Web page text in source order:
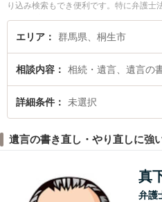
り込み検索もでき便利です。特に弁護士
護士のプロフィール情報や弁護士費用、
市で土日や夜間に発生した遺言変更の
などでお困りの相談者さんにおすすめで
エリア 群馬県、桐生市
相談内容 相続・遺言、遺言の
詳細条件 未選択
遺言の書き直し・やり直しに強
真
弁護